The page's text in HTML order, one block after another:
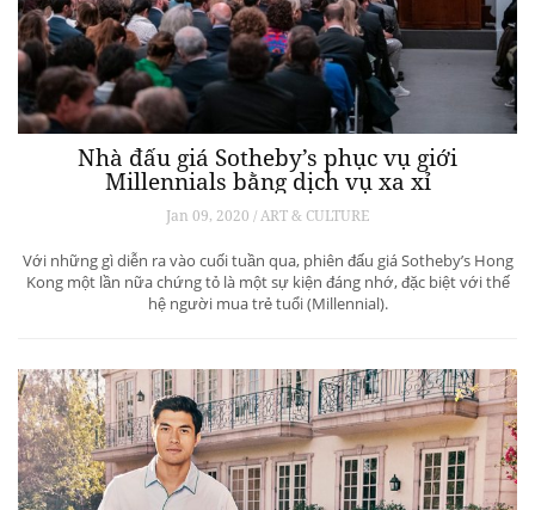
Nhà đấu giá Sotheby’s phục vụ giới
Millennials bằng dịch vụ xa xỉ
Jan 09, 2020 / ART & CULTURE
Với những gì diễn ra vào cuối tuần qua, phiên đấu giá Sotheby’s Hong
Kong một lần nữa chứng tỏ là một sự kiện đáng nhớ, đặc biệt với thế
hệ người mua trẻ tuổi (Millennial).